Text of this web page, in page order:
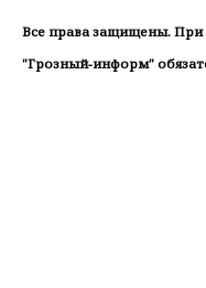
Все права защищены. При
"Грозный-информ"